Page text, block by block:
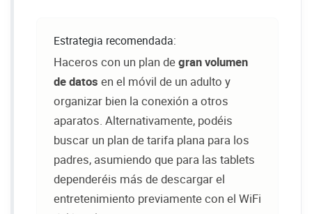
Estrategia recomendada:
Haceros con un plan degran volumen
de datos en el móvil de un adulto y
organizar bien la conexión a otros
aparatos. Alternativamente, podéis
buscar un plan de tarifa plana para los
padres, asumiendo que para las tablets
dependeréis más de descargar el
entretenimiento previamente con el WiFi